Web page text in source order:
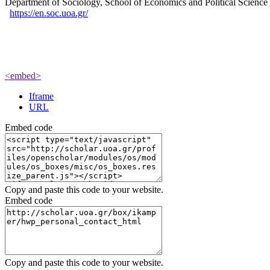
Department of Sociology, School of Economics and Political
https://en.soc.uoa.gr/
<embed>
Iframe
URL
Embed code
Copy and paste this code to your website.
Embed code
Copy and paste this code to your website.